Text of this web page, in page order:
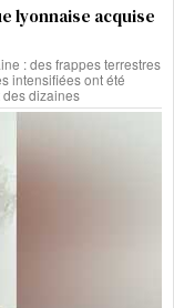
lyonnaise acquise
: des frappes terrestres
intensifiées ont été
dizaines